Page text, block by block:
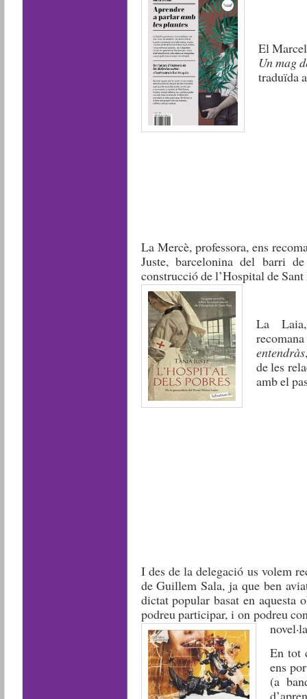
El
Un mag
traduïda
La Mercè, professora, ens
Juste, barcelonina del barri
construcció de l’Hospital de
La
entendràs
de les
amb el
I des de la delegació us volem
de Guillem Sala, ja que ben
dictat popular basat en aquesta
podreu participar, i on podreu
En tot
ens
(a